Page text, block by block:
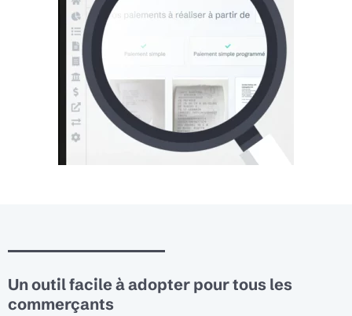
Un outil facile à adopter pour tous les
commerçants